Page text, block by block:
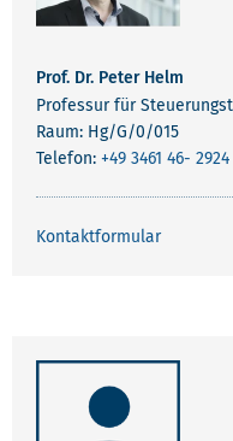
Prof. Dr. Peter Helm
Professur für
Raum: Hg/G/0/015
Telefon: +49 3461 46- 2924
Kontaktformular